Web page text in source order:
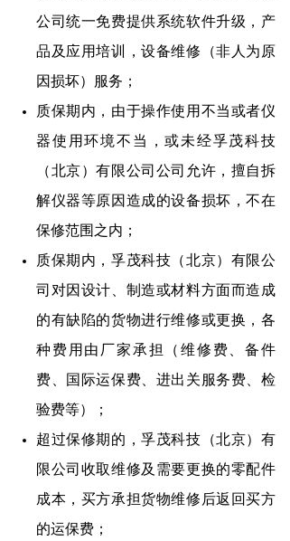
公司统一免费提供系统软件升级，产
品及应用培训，设备维修（非人为原
因损坏）服务；
质保期内，由于操作使用不当或者仪
器使用环境不当，或未经孚茂科技
（北京）有限公司公司允许，擅自拆
解仪器等原因造成的设备损坏，不在
保修范围之内；
质保期内，孚茂科技（北京）有限公
司对因设计、制造或材料方面而造成
的有缺陷的货物进行维修或更换，各
种费用由厂家承担（维修费、备件
费、国际运保费、进出关服务费、检
验费等）；
超过保修期的，孚茂科技（北京）有
限公司收取维修及需要更换的零配件
成本，买方承担货物维修后返回买方
的运保费；